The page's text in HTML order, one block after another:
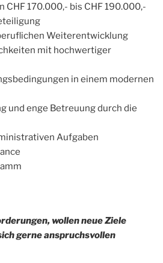
CHF 170.000,- bis CHF 190.000,-
Weiterentwicklung
mit hochwertiger
in einem modernen
und enge Betreuung durch die
Aufgaben
wollen neue Ziele
gerne anspruchsvollen